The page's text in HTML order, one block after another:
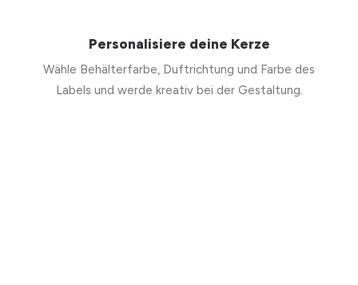
Personalisiere deine Kerze
Wähle Behälterfarbe, Duftrichtung und Farbe des
Labels und werde kreativ bei der Gestaltung.